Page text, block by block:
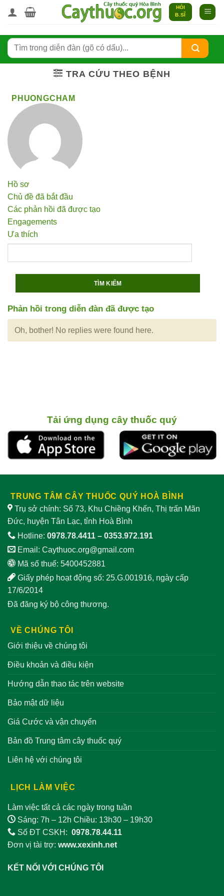
qua
dung
HỎI
B.SĨ
TRA CỨU THEO BỆNH
PHUONGCHAM
Hồ sơ
Chủ đề đã bắt đầu
Các phản hồi đã được tạo
Engagements
Ưa thích
Phản hồi trong diễn đàn đã được tạo
Oh, bother! No replies were found here.
Tải ứng dụng cây thuốc quý
TRUNG TÂM CÂY THUỐC QUÝ HOÀ BÌNH
Trụ sở chính: Số 73, Khu Chiềng Khến, Thị trấn Mãn
Đức, huyện Tân Lạc, tỉnh Hoà Bình
Hotline: 0978.78.4411 – 0353.972.191
Email: Caythuoc.org@gmail.com
Mã số thuế: 5400452881
Giấy phép hoạt động số: 25.G.001916, ngày cấp
17/6/2014
Đã đăng ký bộ công thương.
VỀ CHÚNG TÔI
Giới thiệu về chúng tôi
Điều khoản và điều kiện
Hướng dẫn thao tác trên website
Bảo mật dữ liệu
Giá Cước và vận chuyển
Bản đồ Trung tâm cây thuốc quý
Liên hệ với chúng tôi
LỊCH LÀM VIỆC
Làm việc tất cả các ngày trong tuần
Sáng: 7h – 12h Chiều: 13h30 – 19h30
Số ĐT CSKH: 0978.78.44.11
Đơn vị tài trợ: www.xexinh.net
KẾT NỐI VỚI CHÚNG TÔI